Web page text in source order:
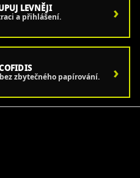
LEVNĚJI
a přihlášení. ›
zbytečného papírování. ›